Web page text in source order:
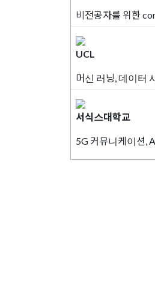
비전공자를 위한
UCL
머신 러닝, 데이터
서식스대학교
5G 커뮤니케이션,